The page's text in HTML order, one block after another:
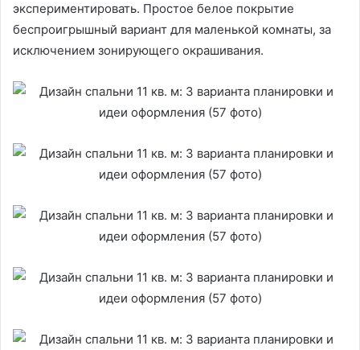
экспериментировать. Простое белое покрытие
беспроигрышный вариант для маленькой комнаты, за
исключением зонирующего окрашивания.